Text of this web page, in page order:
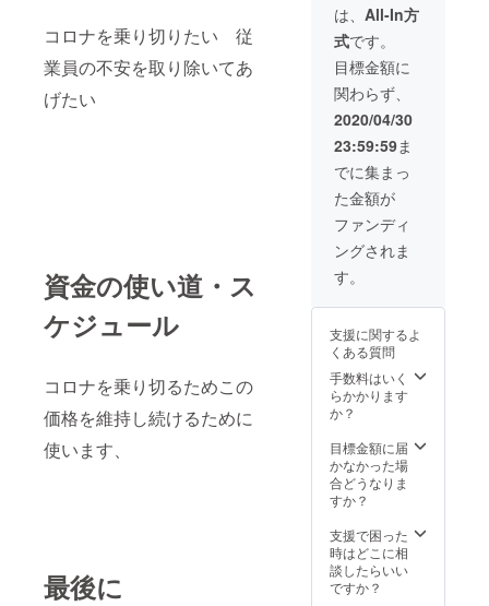
コロナを乗り切りたい 従
業員の不安を取り除いてあ
げたい
資金の使い道・ス
ケジュール
コロナを乗り切るためこの
価格を維持し続けるために
使います、
最後に
は、 All-In方
式です。
目標金額に
関わらず、
2020/04/30
23:59:59ま
でに集まっ
た金額が
ファンディ
ングされま
す。
支援に関するよ
くある質問
手数料はいく
らかかります
か？
目標金額に届
かなかった場
合どうなりま
すか？
支援で困った
時はどこに相
談したらいい
ですか？